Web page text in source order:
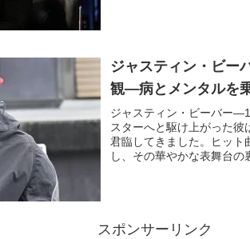
ジャスティン・ビー
観―病とメンタルを
ジャスティン・ビーバー
スターへと駆け上がった
君臨してきました。ヒット
し、その華やかな表舞台
スポンサーリンク